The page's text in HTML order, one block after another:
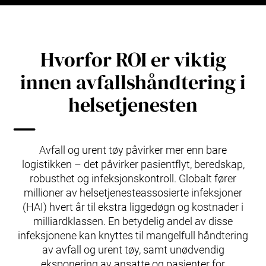
Hvorfor ROI er viktig
innen avfallshåndtering i
helsetjenesten
Avfall og urent tøy påvirker mer enn bare
logistikken – det påvirker pasientflyt, beredskap,
robusthet og infeksjonskontroll. Globalt fører
millioner av helsetjenesteassosierte infeksjoner
(HAI) hvert år til ekstra liggedøgn og kostnader i
milliardklassen. En betydelig andel av disse
infeksjonene kan knyttes til mangelfull håndtering
av avfall og urent tøy, samt unødvendig